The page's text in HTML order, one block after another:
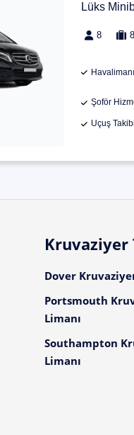
Lüks
8 8
Şoför
Uçuş Takibi
Kruvaziyer
Dover
Portsmouth
Limanı
Southampton
Limanı